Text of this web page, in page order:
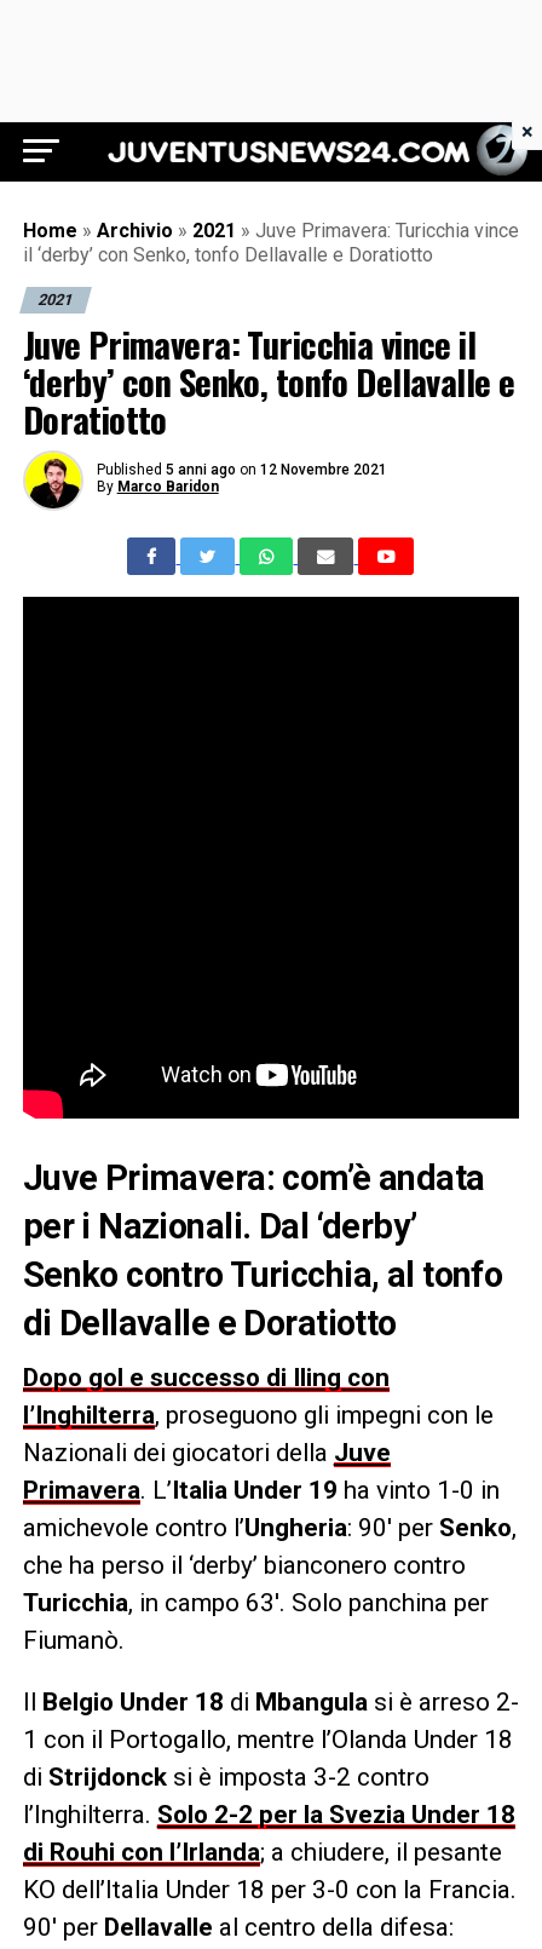
Juventus News 24
Home » Archivio » 2021 » Juve Primavera: Turicchia vince
il ‘derby’ con Senko, tonfo Dellavalle e Doratiotto
2021
Juve Primavera: Turicchia vince il
‘derby’ con Senko, tonfo Dellavalle e
Doratiotto
Published 5 anni ago on 12 Novembre 2021
By Marco Baridon
Juve Primavera: com’è andata
per i Nazionali. Dal ‘derby’
Senko contro Turicchia, al tonfo
di Dellavalle e Doratiotto
Dopo gol e successo di Iling con
l’Inghilterra, proseguono gli impegni con le
Nazionali dei giocatori della Juve
Primavera. L’Italia Under 19 ha vinto 1-0 in
amichevole contro l’Ungheria: 90′ perSenko,
che ha perso il ‘derby’ bianconero contro
Turicchia, in campo 63′. Solo panchina per
Fiumanò.
Il Belgio Under 18 di Mbangulasi è arreso 2-
1 con il Portogallo, mentre l’Olanda Under 18
di Strijdoncksi è imposta 3-2 contro
l’Inghilterra. Solo 2-2 per la Svezia Under 18
di Rouhi con l’Irlanda; a chiudere, il pesante
KO dell’Italia Under 18 per 3-0 con la Francia.
90′ per Dellavalle al centro della difesa:
×